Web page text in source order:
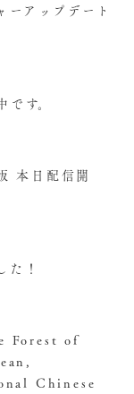
アップデート
す。
本日配信開
！
Forest of
Chinese